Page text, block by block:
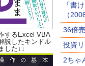
するExcel VBA
説したキンドル
した↓↓
「書
（
36倍
投資
2ちゃ